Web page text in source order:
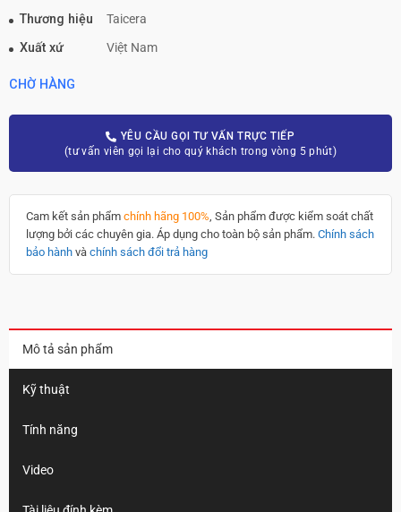
Thương hiệu
Taicera
Xuất xứ
Việt Nam
CHỜ HÀNG
YÊU CẦU GỌI TƯ VẤN TRỰC TIẾP
(tư vấn viên gọi lại cho quý khách trong vòng 5 phút)
Cam kết sản phẩm chính hãng 100%, Sản phẩm được kiểm soát chất
lượng bởi các chuyên gia. Áp dụng cho toàn bộ sản phẩm. Chính sách
bảo hành và chính sách đổi trả hàng
Mô tả sản phẩm
Kỹ thuật
Tính năng
Video